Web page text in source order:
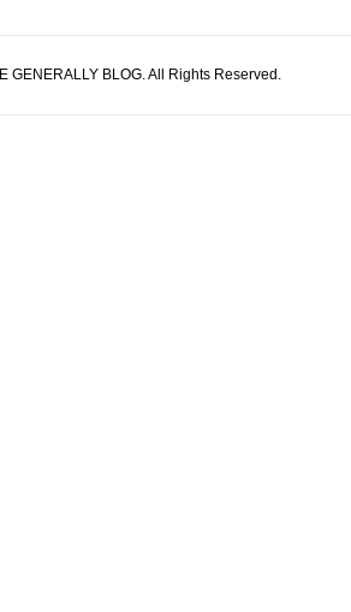
GENERALLY BLOG. All Rights Reserved.